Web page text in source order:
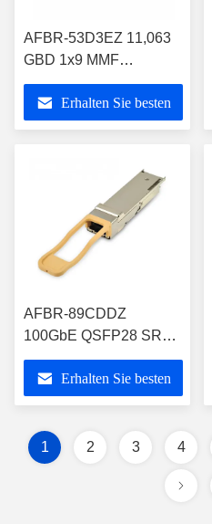
AFBR-53D3EZ 11,063
GBD 1x9 MMF
Transceiver für GbE und
Faser-Kanal/Lagerung
Erhalten Sie besten
AFBR-89CDDZ
100GbE QSFP28 SR4
steckbares Faser-
Optiktransceiver-Modul
Erhalten Sie besten
1 2 3 4